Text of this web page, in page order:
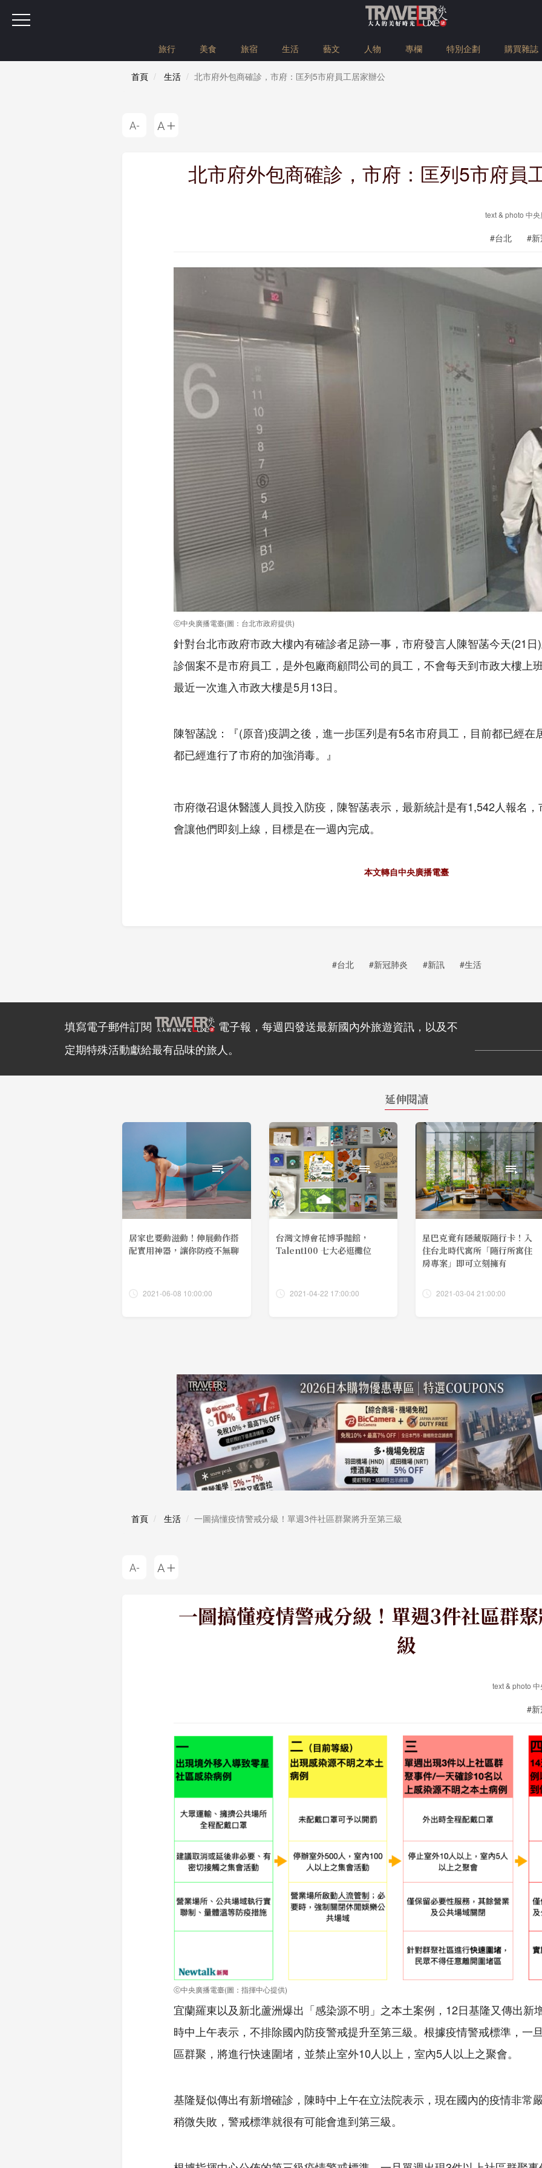
旅行 美食 旅宿 生活 藝文 人物 專欄 特別企劃 購買雜誌
首頁 生活 北市府外包商確診，市府：匡列5市府員工居家辦公
北市府外包商確診，市府：匡列5市府員
text & photo 中
#台北 #
ⓒ中央廣播電臺(圖：台北市政府提供)
針對台北市政府市政大樓內有確診者足跡一事，市府發言人陳智菡今天(21
診個案不是市府員工，是外包廠商顧問公司的員工，不會每天到市政大樓上
最近一次進入市政大樓是5月13日。
陳智菡說：『(原音)疫調之後，進一步匡列是有5名市府員工，目前都已經在
都已經進行了市府的加強消毒。』
市府徵召退休醫護人員投入防疫，陳智菡表示，最新統計是有1,542人報名
會讓他們即刻上線，目標是在一週內完成。
本文轉自中央廣播電臺
#台北 #新冠肺炎 #新訊 #生活
填寫電子郵件訂閱
電子報，每週四發送最新國內外旅遊資訊，以及不
定期特殊活動獻給最有品味的旅人。
延伸閱讀
居家也要動滋動！伸展動作搭
配實用神器，讓你防疫不無聊
2021-06-08 10:00:00
台灣文博會花博爭豔館，
Talent100 七大必逛攤位
2021-04-22 17:00:00
星巴克竟有隱藏版隨行卡！入
住台北時代寓所「隨行所寓住
房專案」即可立刻擁有
2021-03-04 21:00:00
首頁 生活 一圖搞懂疫情警戒分級！單週3件社區群聚將升至第三級
一圖搞懂疫情警戒分級！單週3件社區群
級
text & photo
#
ⓒ中央廣播電臺(圖：指揮中心提供)
宜蘭羅東以及新北蘆洲爆出「感染源不明」之本土案例，12日基隆又傳出新
時中上午表示，不排除國內防疫警戒提升至第三級。根據疫情警戒標準，一
區群聚，將進行快速圍堵，並禁止室外10人以上，室內5人以上之聚會。
基隆疑似傳出有新增確診，陳時中上午在立法院表示，現在國內的疫情非常
稍微失敗，警戒標準就很有可能會進到第三級。